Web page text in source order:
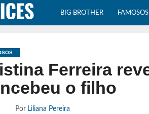
BIG BROTHER FAMOSOS
Ferreira
o filho
Por Liliana Pereira